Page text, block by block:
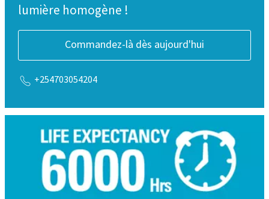
lumière homogène !
Commandez-là dès aujourd'hui
+254703054204